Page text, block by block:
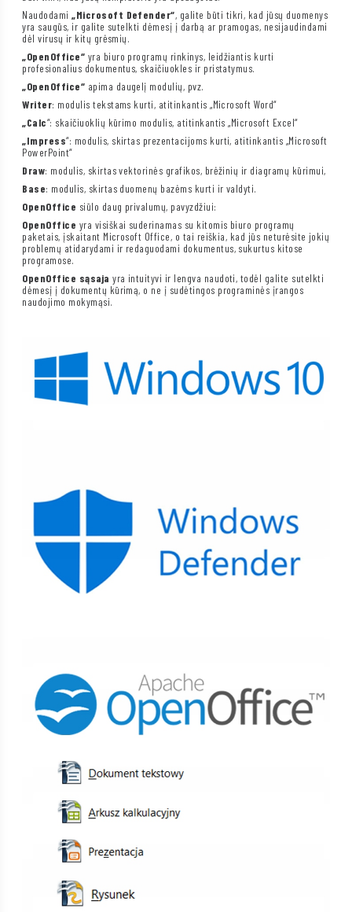
Naudodami„Microsoft Defender“, galite būti tikri, kad jūsų duomenys
yra saugūs, ir galite sutelkti dėmesį į darbą ar pramogas, nesijaudindami
dėl virusų ir kitų grėsmių.
„OpenOffice“ yra biuro programų rinkinys, leidžiantis kurti
profesionalius dokumentus, skaičiuokles ir pristatymus.
„OpenOffice“ apima daugelį modulių, pvz.
Writer: modulis tekstams kurti, atitinkantis „Microsoft Word“
„Calc“: skaičiuoklių kūrimo modulis, atitinkantis „Microsoft Excel“
„Impress“: modulis, skirtas prezentacijoms kurti, atitinkantis „Microsoft
PowerPoint“
Draw: modulis, skirtas vektorinės grafikos, brėžinių ir diagramų kūrimui,
Base: modulis, skirtas duomenų bazėms kurti ir valdyti.
OpenOffice siūlo daug privalumų, pavyzdžiui:
OpenOffice yra visiškai suderinamas su kitomis biuro programų
paketais, įskaitant Microsoft Office, o tai reiškia, kad jūs neturėsite jokių
problemų atidarydami ir redaguodami dokumentus, sukurtus kitose
programose.
OpenOffice sąsaja yra intuityvi ir lengva naudoti, todėl galite sutelkti
dėmesį į dokumentų kūrimą, o ne į sudėtingos programinės įrangos
naudojimo mokymąsi.